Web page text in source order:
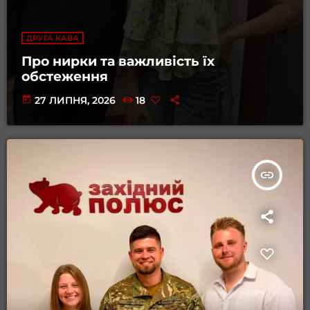
ДРУГА КАВА
Про нирки та важливість їх
обстеження
today 27 ЛИПНЯ, 2026 18
insert_link